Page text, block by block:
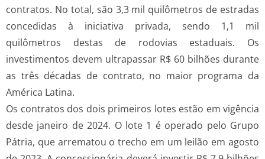
contratos. No total, são 3,3 mil quilômetros de estradas
concedidas à iniciativa privada, sendo 1,1 mil
quilômetros destas de rodovias estaduais. Os
investimentos devem ultrapassar R$ 60 bilhões durante
as três décadas de contrato, no maior programa da
América Latina.
Os contratos dos dois primeiros lotes estão em vigência
desde janeiro de 2024. O lote 1 é operado pelo Grupo
Pátria, que arrematou o trecho em um leilão em agosto